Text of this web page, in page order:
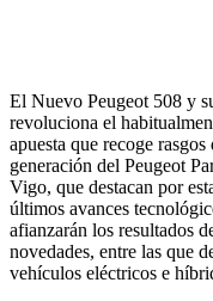
El Nuevo Peugeot 508 y
revoluciona el
apuesta que recoge
generación del Peugeot
Vigo, que destacan por
últimos avances
afianzarán los resultados
novedades, entre las que
vehículos eléctricos e